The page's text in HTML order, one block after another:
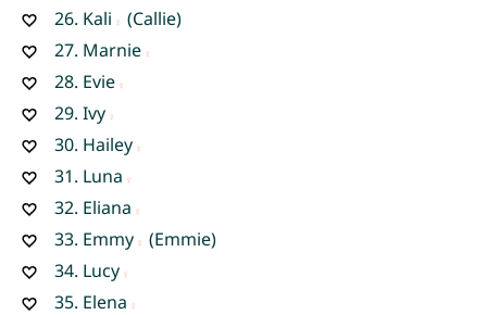
26. Kali
(Callie)
27. Marnie
28. Evie
29. Ivy
30. Hailey
31. Luna
32. Eliana
33. Emmy
(Emmie)
34. Lucy
35. Elena